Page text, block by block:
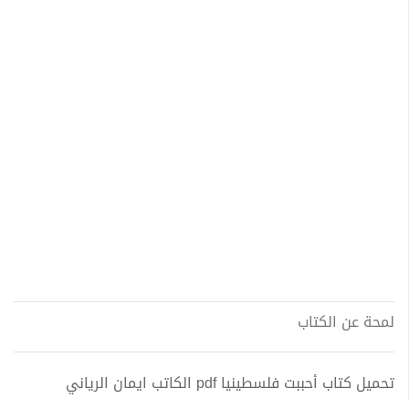
لمحة عن الكتاب
تحميل كتاب أحببت فلسطينيا pdf الكاتب ايمان الرياني